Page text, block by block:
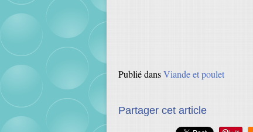
Publié dansViande et poulet
Partager cet article